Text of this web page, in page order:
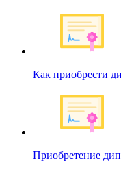
Как приобрести
Приобретение